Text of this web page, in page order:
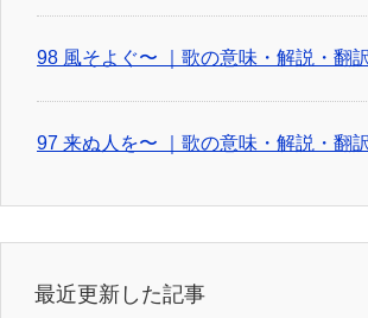
98 風そよぐ〜 ｜歌の意味・解説・翻
97 来ぬ人を〜 ｜歌の意味・解説・翻
最近更新した記事